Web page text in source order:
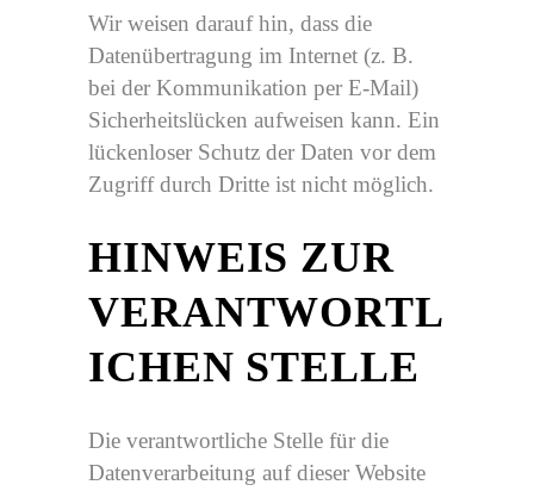
Wir weisen darauf hin, dass die
Datenübertragung im Internet (z. B.
bei der Kommunikation per E-Mail)
Sicherheitslücken aufweisen kann. Ein
lückenloser Schutz der Daten vor dem
Zugriff durch Dritte ist nicht möglich.
HINWEIS ZUR
VERANTWORTL
ICHEN STELLE
Die verantwortliche Stelle für die
Datenverarbeitung auf dieser Website